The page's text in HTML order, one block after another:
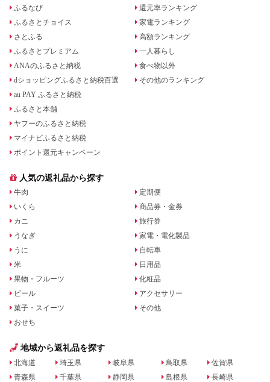
ふるなび
ふるさとチョイス
さとふる
ふるさとプレミアム
ANAのふるさと納税
dショッピングふるさと納税百選
au PAY ふるさと納税
ふるさと本舗
ヤフーのふるさと納税
マイナビふるさと納税
ポイント還元キャンペーン
還元率ランキング
家電ランキング
高額ランキング
一人暮らし
食べ物以外
その他のランキング
人気の返礼品から探す
牛肉
いくら
カニ
うなぎ
うに
米
果物・フルーツ
ビール
菓子・スイーツ
おせち
定期便
商品券・金券
旅行券
家電・電化製品
自転車
日用品
化粧品
アクセサリー
その他
地域から返礼品を探す
北海道
青森県
埼玉県
千葉県
岐阜県
静岡県
鳥取県
島根県
佐賀県
長崎県